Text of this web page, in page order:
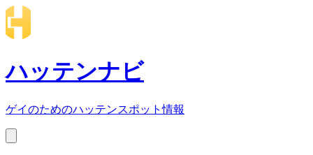
ハッテンナビ
ゲイのためのハッテンスポット情報